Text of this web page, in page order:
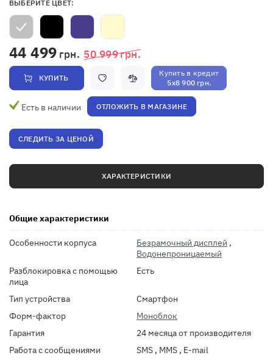
ВЫБЕРИТЕ ЦВЕТ:
50 999грн.
44 499 грн.
КУПИТЬ
Купить в кредит
5x8 900 грн.
Есть в наличии ОТЛОЖИТЬ В МАГАЗИНЕ
СЛЕДИТЬ ЗА ЦЕНОЙ
ХАРАКТЕРИСТИКИ
Общие характеристики
Особенности корпуса Безрамочный дисплей ,
Водонепроницаемый
Разблокировка с помощью
лица
Есть
Тип устройства
Смартфон
Форм-фактор
Моноблок
Гарантия
24 месяца от производителя
Работа с сообщениями
SMS , MMS , E-mail